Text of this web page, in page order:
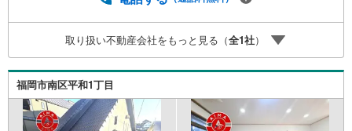
いたします。まずは『見るだけ』『ローン相談だけ』でも
大歓迎。お客様のペースを最優先し、無理な営業は一切行
いません。お客様のライフスタイルに合わせた快適な住ま
い探しをお手伝いいたします。まずはお気軽にお問い合わ
せくださいませ。
取り扱い不動産会社をもっと見る（全1社）
福岡市南区平和1丁目